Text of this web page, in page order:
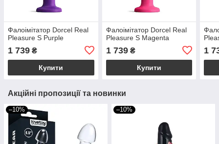
Фалоімітатор Dorcel Real
Pleasure S Purple
1 739 ₴
Купити
Фалоімітатор Dorcel Real
Pleasure S Magenta
1 739₴
Купити
1
Акційні пропозиції та новинки
–10% –10%